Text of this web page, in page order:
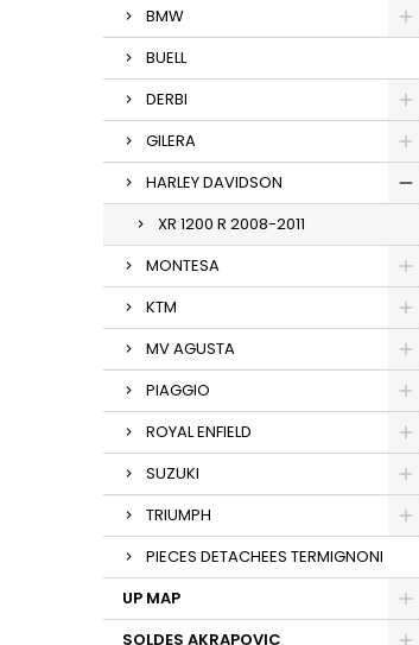
BMW
BUELL
DERBI
GILERA
HARLEY DAVIDSON
XR 1200 R 2008-2011
MONTESA
KTM
MV AGUSTA
PIAGGIO
ROYAL ENFIELD
SUZUKI
TRIUMPH
PIECES DETACHEES TERMIGNONI
UP MAP
SOLDES AKRAPOVIC